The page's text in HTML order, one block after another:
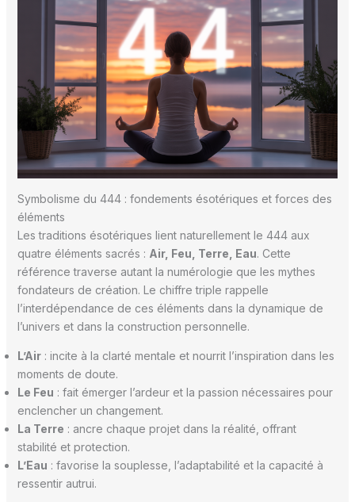
Symbolisme du 444 : fondements ésotériques et forces des
éléments
Les traditions ésotériques lient naturellement le 444 aux
quatre éléments sacrés : Air, Feu, Terre, Eau. Cette
référence traverse autant la numérologie que les mythes
fondateurs de création. Le chiffre triple rappelle
l’interdépendance de ces éléments dans la dynamique de
l’univers et dans la construction personnelle.
L’Air: incite à la clarté mentale et nourrit l’inspiration dans les
moments de doute.
Le Feu : fait émerger l’ardeur et la passion nécessaires pour
enclencher un changement.
La Terre : ancre chaque projet dans la réalité, offrant
stabilité et protection.
L’Eau : favorise la souplesse, l’adaptabilité et la capacité à
ressentir autrui.